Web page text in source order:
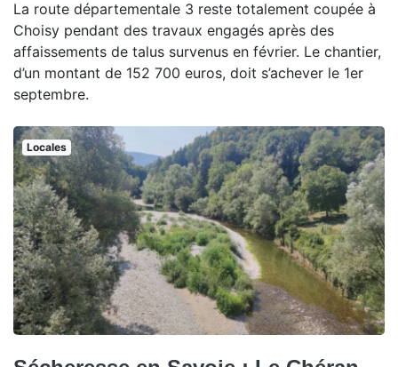
La route départementale 3 reste totalement coupée à
Choisy pendant des travaux engagés après des
affaissements de talus survenus en février. Le chantier,
d’un montant de 152 700 euros, doit s’achever le 1er
septembre.
Locales